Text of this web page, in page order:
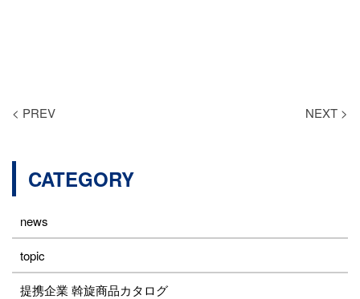
< PREV NEXT >
CATEGORY
news
topic
提携企業 斡旋商品カタログ